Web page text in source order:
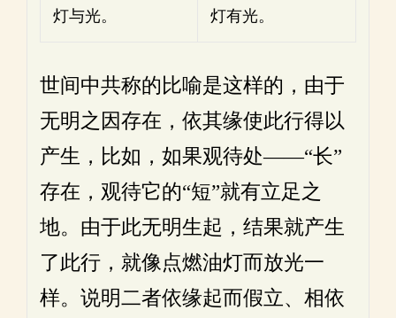
灯与光。
灯有光。
世间中共称的比喻是这样的，由于
无明之因存在，依其缘使此行得以
产生，比如，如果观待处——“长”
存在，观待它的“短”就有立足之
地。由于此无明生起，结果就产生
了此行，就像点燃油灯而放光一
样。说明二者依缘起而假立、相依